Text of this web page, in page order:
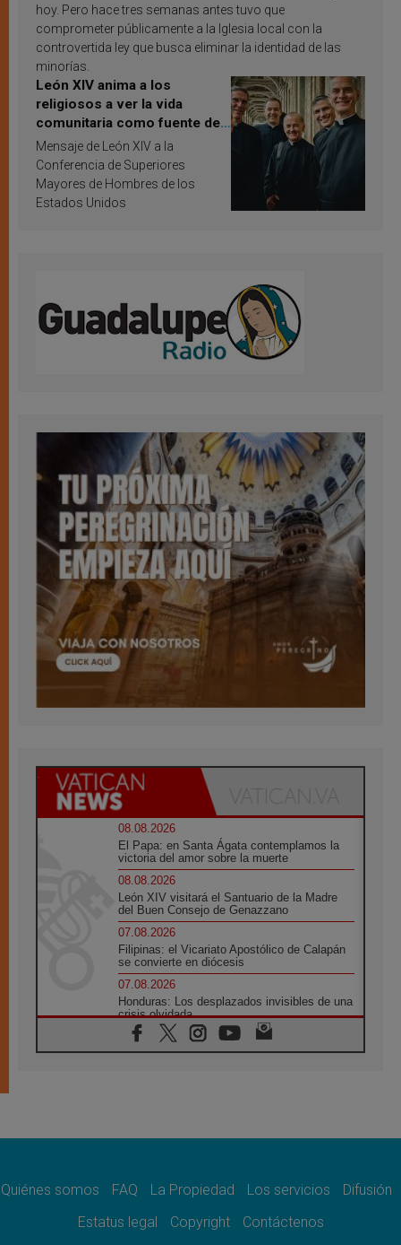
hoy. Pero hace tres semanas antes tuvo que
comprometer públicamente a la Iglesia local con la
controvertida ley que busca eliminar la identidad de las
minorías.
León XIV anima a los
religiosos a ver la vida
comunitaria como fuente de
inspiración y santificación
Mensaje de León XIV a la
Conferencia de Superiores
Mayores de Hombres de los
Estados Unidos
08.08.2026
El Papa: en Santa Ágata contemplamos la
victoria del amor sobre la muerte
08.08.2026
León XIV visitará el Santuario de la Madre
del Buen Consejo de Genazzano
07.08.2026
Filipinas: el Vicariato Apostólico de Calapán
se convierte en diócesis
07.08.2026
Honduras: Los desplazados invisibles de una
crisis olvidada
07.08.2026
Bokalic: "En Argentina el Papa León señalará
07.08.2026
07.08.2026
Universidades Católicas: «Exercises in
Quiénes somos FAQ La Propiedad Los servicios
Difusión
Estatus legal
Copyright Contáctenos